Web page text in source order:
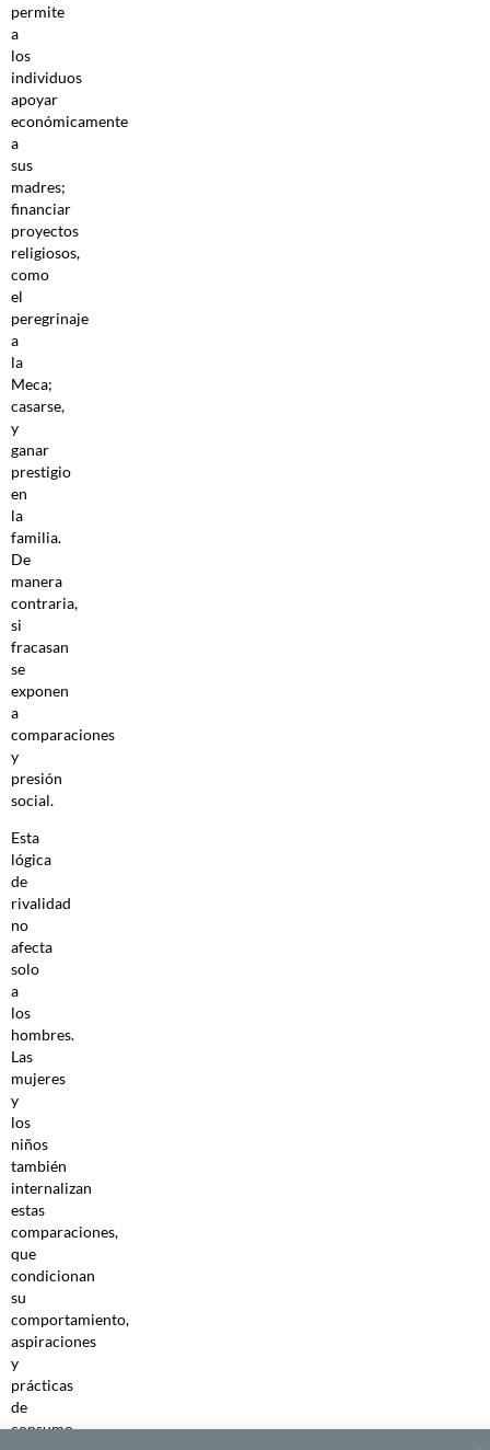
permite
a
los
individuos
apoyar
económicamente
a
sus
madres;
financiar
proyectos
religiosos,
como
el
peregrinaje
a
la
Meca;
casarse,
y
ganar
prestigio
en
la
familia.
De
manera
contraria,
si
fracasan
se
exponen
a
comparaciones
y
presión
social.
Esta
lógica
de
rivalidad
no
afecta
solo
a
los
hombres.
Las
mujeres
y
los
niños
también
internalizan
estas
comparaciones,
que
condicionan
su
comportamiento,
aspiraciones
y
prácticas
de
consumo.